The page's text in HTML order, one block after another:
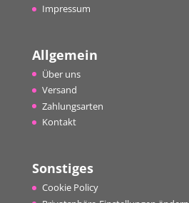
Impressum
Allgemein
Über uns
Versand
Zahlungsarten
Kontakt
Sonstiges
Cookie Policy